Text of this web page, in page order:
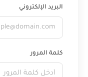
البريد الإلكتروني
كلمة المرور